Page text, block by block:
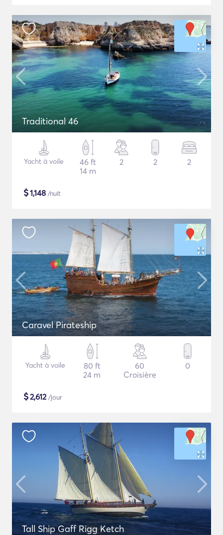
Traditional 46
Yacht à voile
46 ft
14 m
2 2 2
$1,148 /nuit
Caravel Pirateship
Yacht à voile
80 ft
24 m
60
Croisière
0
$2,612/jour
Tall Ship Gaff Rigg Ketch